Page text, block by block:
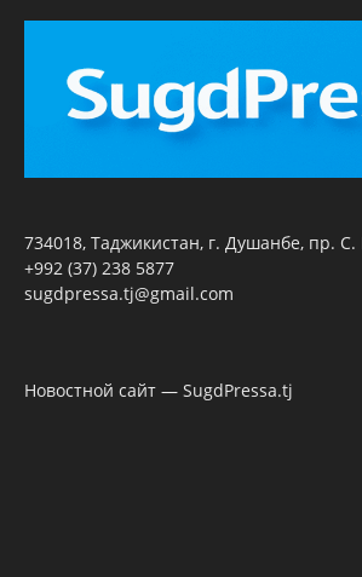
734018, Таджикистан, г. Душанбе, пр.
+992 (37) 238 5877
sugdpressa.tj@gmail.com
Новостной сайт — SugdPressa.tj